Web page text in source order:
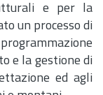
e per la
un processo di
e la gestione di
ed agli